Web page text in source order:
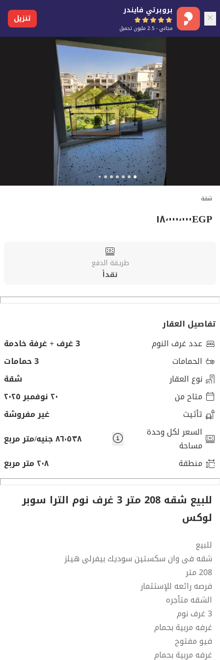
بروبرتي فايندر
مجاني - 2.5 مليون تحميل
تنزيل
شقة
EGP١٨٬٠٠٠٬٠٠٠
طريقة الدفع
نقداً
تفاصيل العقار
عدد غرف النوم
3 غرف + غرفة خادمة
الحمامات
3 حمامات
نوع العقار
شقة
متاح من
٢٠ نوفمبر ٢٠٢٥
تأثيث
غير مفروشة
السعر لكل وحدة
مساحة
٨٦٬٥٣٨ جنيه/متر مربع
منطقة
٢٠٨ متر مربع
للبيع شقه 208 متر 3 غرف نوم الترا سوبر
لوكس
للبيع
شقه فى وان سكستين سوديك بيفرلى هيلز
208 متر
فرصه رائعه للإستثمار
الشقه متأجره
3 غرف نوم
غرفه مربية بحمام
فيو مفتوح
غرفه مربية بحمام